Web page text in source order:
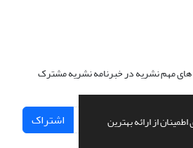
از ارائه بهترین
های مهم نشریه در خبرنامه نشریه مشترک
اشتراک